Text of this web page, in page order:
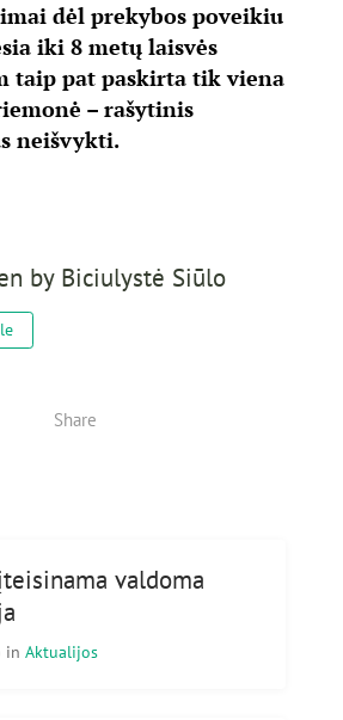
dėl prekybos poveikiu
iki 8 metų laisvės
taip pat paskirta tik viena
– rašytinis
neišvykti.
by Biciulystė Siūlo
Share
valdoma
in Aktualijos